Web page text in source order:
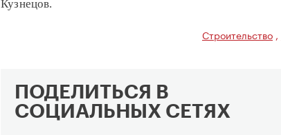
Кузнецов.
Строительство ,
ПОДЕЛИТЬСЯ В
СОЦИАЛЬНЫХ СЕТЯХ